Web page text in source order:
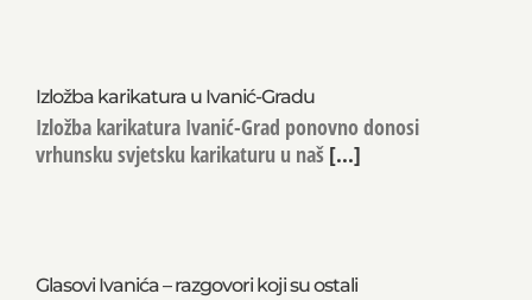
Izložba karikatura u Ivanić-Gradu
Izložba karikatura Ivanić-Grad ponovno donosi
vrhunsku svjetsku karikaturu u naš [...]
Glasovi Ivanića – razgovori koji su ostali